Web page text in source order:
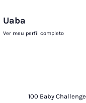
Uaba
Ver meu perfil completo
100 Baby Challenge